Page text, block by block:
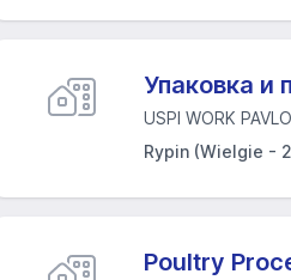
Упаковка и
USPI WORK
Rypin (Wielgie -
Poultry